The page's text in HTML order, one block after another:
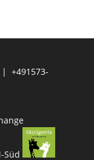
+491573-